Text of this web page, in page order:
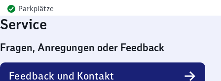
Parkplätze
Service
Fragen, Anregungen oder Feedback
Feedback und Kontakt